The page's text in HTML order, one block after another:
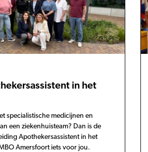
in het
specialistische medicijnen en
een ziekenhuisteam? Dan is de
Apothekersassistent in het
Amersfoort iets voor jou.